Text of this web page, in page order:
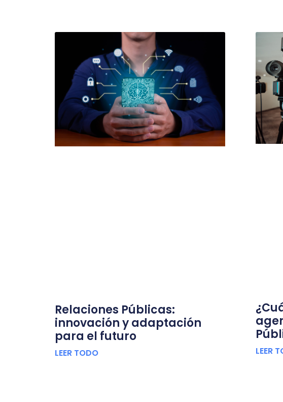
Relaciones Públicas:
innovación y adaptación
para el futuro
LEER TODO LEER